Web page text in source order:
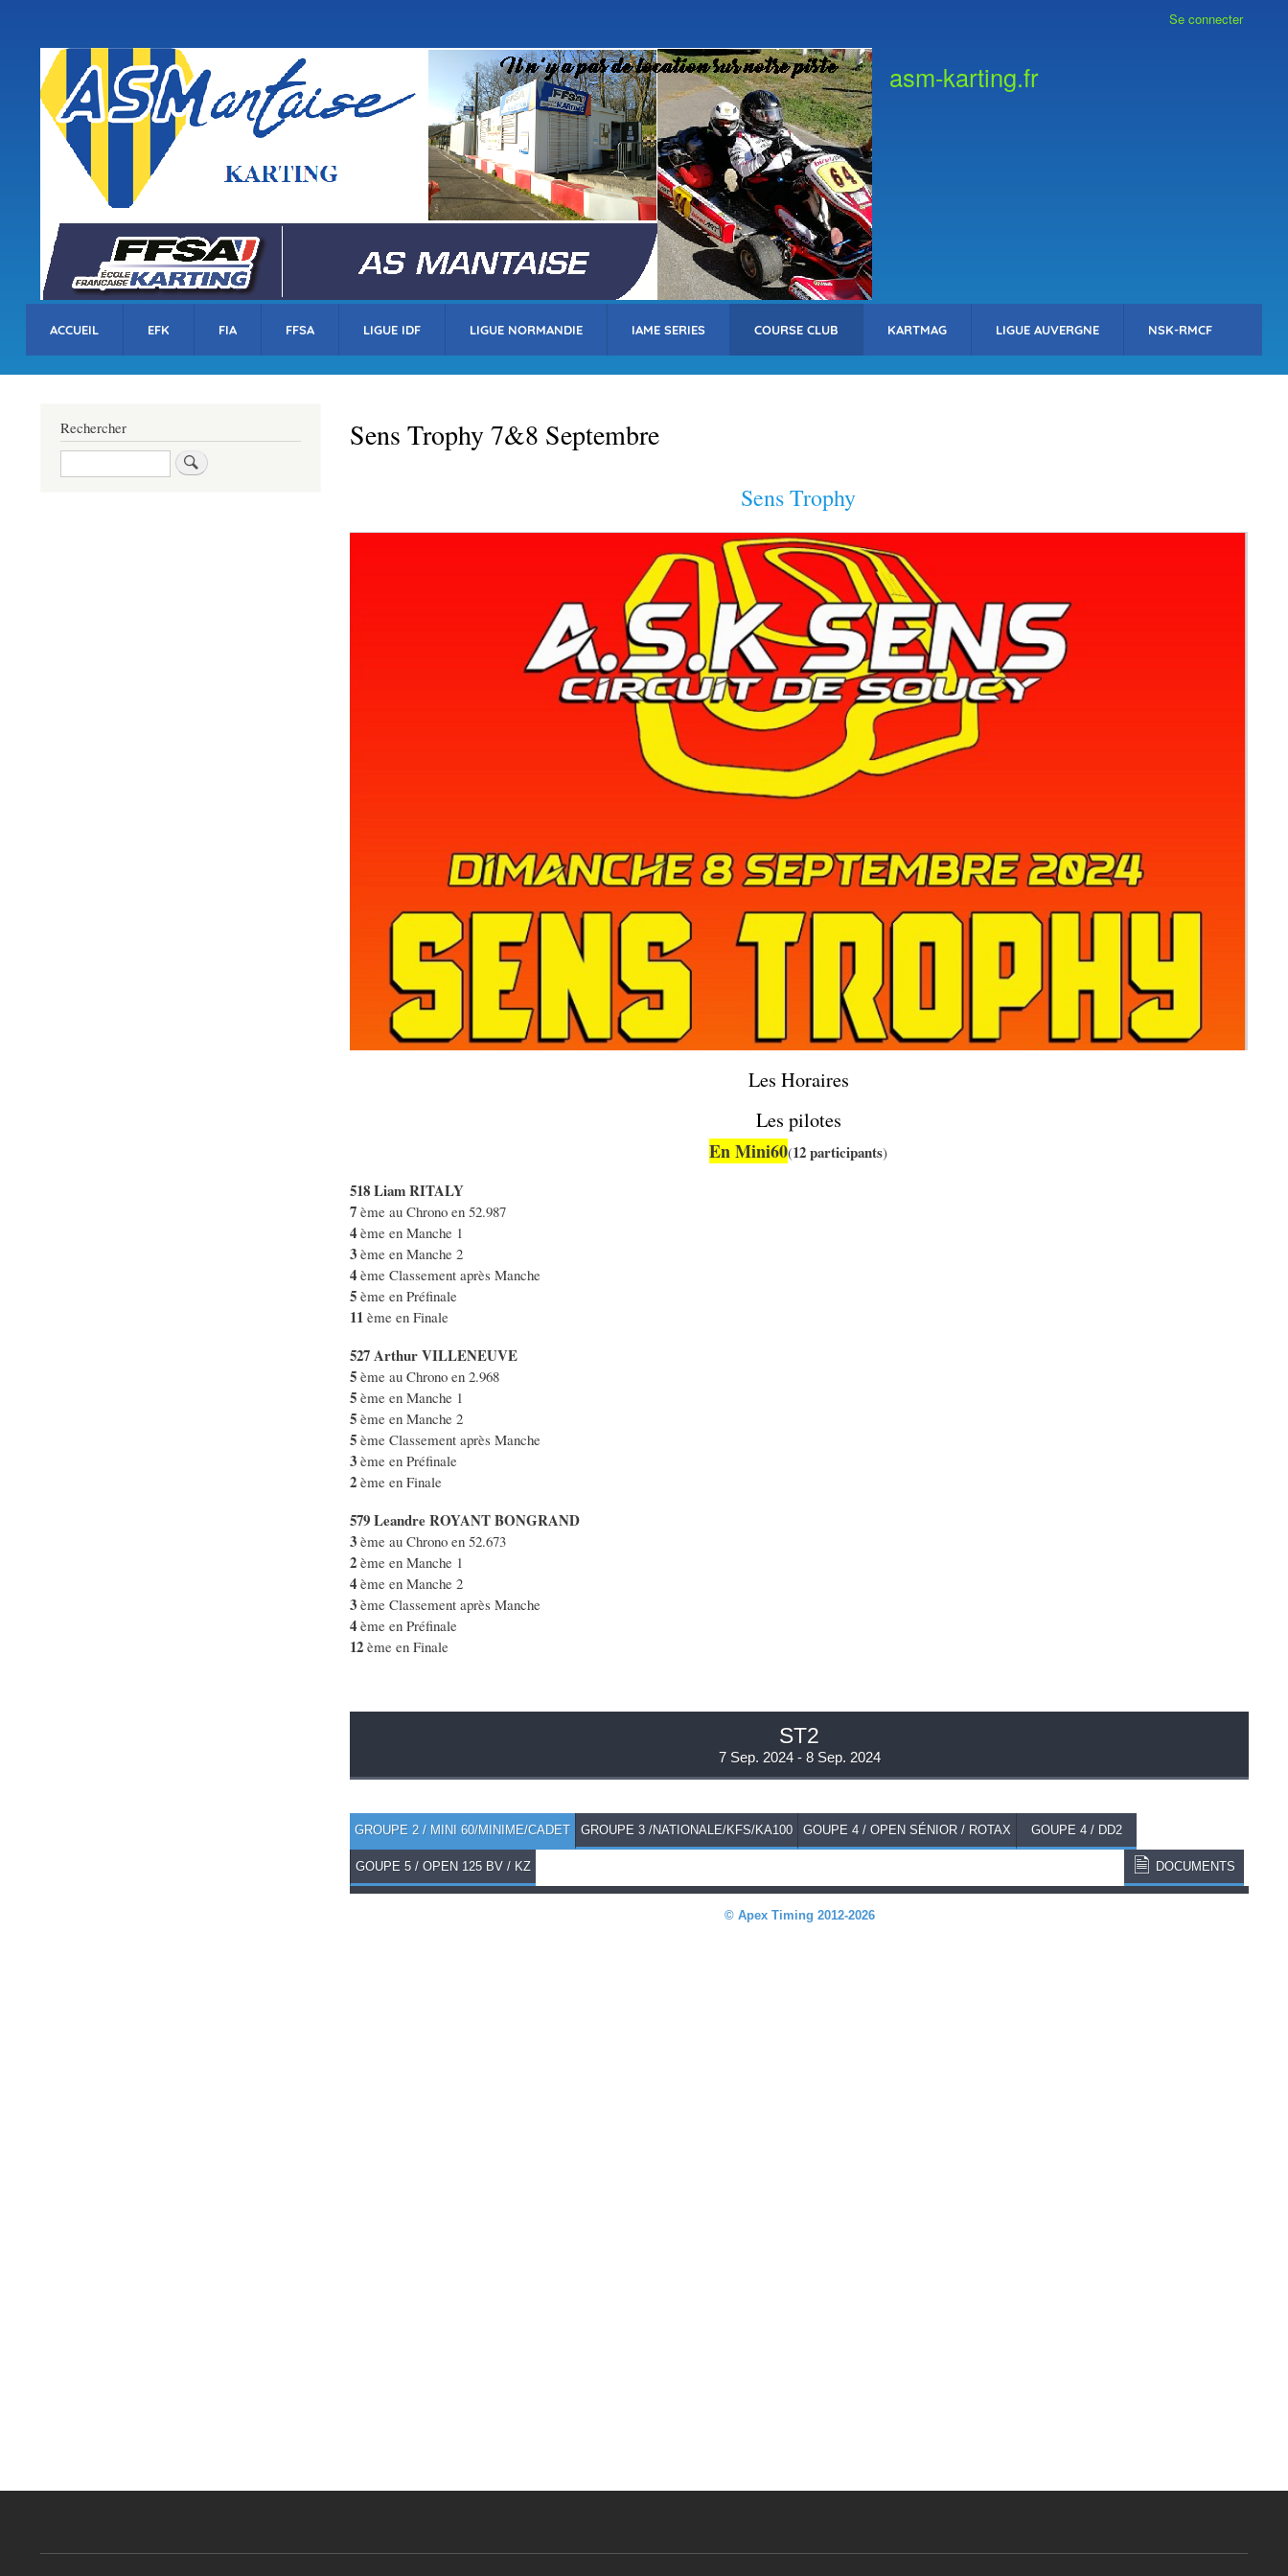
contenu
principal
compte
l'utilisateur
Se connecter
asm-karting.fr asm-karting.fr
ACCUEIL EFK FIA FFSA LIGUE IDF LIGUE NORMANDIE IAME SERIES COURSE CLUB KARTMAG LIGUE AUVERGNE NSK-RMCF
Sens Trophy 7&8 Septembre
Sens Trophy
Les Horaires
Les pilotes
En Mini60(12 participants)
518 Liam RITALY
7 ème au Chrono en 52.987
4 ème en Manche 1
3 ème en Manche 2
4 ème Classement après Manche
5 ème en Préfinale
11 ème en Finale
527 Arthur VILLENEUVE
5 ème au Chrono en 2.968
5 ème en Manche 1
5 ème en Manche 2
5 ème Classement après Manche
3 ème en Préfinale
2 ème en Finale
579 Leandre ROYANT BONGRAND
3 ème au Chrono en 52.673
2 ème en Manche 1
4 ème en Manche 2
3 ème Classement après Manche
4 ème en Préfinale
12 ème en Finale
Rechercher
Rechercher